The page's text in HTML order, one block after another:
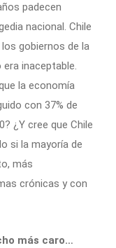
padecen
nacional. Chile
gobiernos de la
inaceptable.
la economía
con 37% de
¿Y cree que Chile
si la mayoría de
más
crónicas y con
más caro…